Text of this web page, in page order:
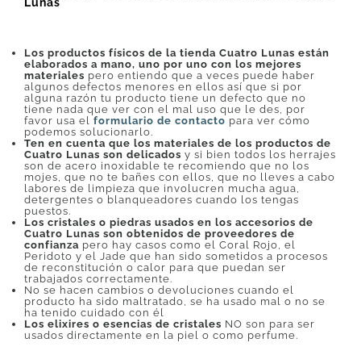
Los productos físicos de la tienda Cuatro Lunas están
elaborados a mano, uno por uno con los mejores
materiales pero entiendo que a veces puede haber
algunos defectos menores en ellos así que si por
alguna razón tu producto tiene un defecto que no
tiene nada que ver con el mal uso que le des, por
favor usa el formulario de contacto para ver cómo
podemos solucionarlo.
Ten en cuenta que los materiales de los productos de
Cuatro Lunas son delicados y si bien todos los herrajes
son de acero inoxidable te recomiendo que no los
mojes, que no te bañes con ellos, que no lleves a cabo
labores de limpieza que involucren mucha agua,
detergentes o blanqueadores cuando los tengas
puestos.
Los cristales o piedras usados en los accesorios de
Cuatro Lunas son obtenidos de proveedores de
confianza pero hay casos como el Coral Rojo, el
Peridoto y el Jade que han sido sometidos a procesos
de reconstitución o calor para que puedan ser
trabajados correctamente.
No se hacen cambios o devoluciones cuando el
producto ha sido maltratado, se ha usado mal o no se
ha tenido cuidado con él
Los elixires o esencias de cristales NO son para ser
usados directamente en la piel o como perfume.